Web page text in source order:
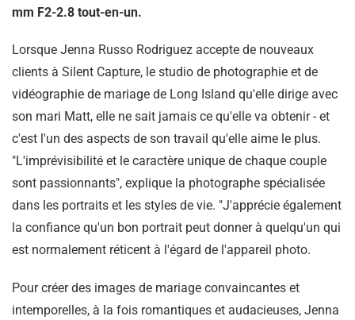
mm F2-2.8 tout-en-un.
Lorsque Jenna Russo Rodriguez accepte de nouveaux
clients à Silent Capture, le studio de photographie et de
vidéographie de mariage de Long Island qu'elle dirige avec
son mari Matt, elle ne sait jamais ce qu'elle va obtenir - et
c'est l'un des aspects de son travail qu'elle aime le plus.
"L'imprévisibilité et le caractère unique de chaque couple
sont passionnants", explique la photographe spécialisée
dans les portraits et les styles de vie. "J'apprécie également
la confiance qu'un bon portrait peut donner à quelqu'un qui
est normalement réticent à l'égard de l'appareil photo.
Pour créer des images de mariage convaincantes et
intemporelles, à la fois romantiques et audacieuses, Jenna